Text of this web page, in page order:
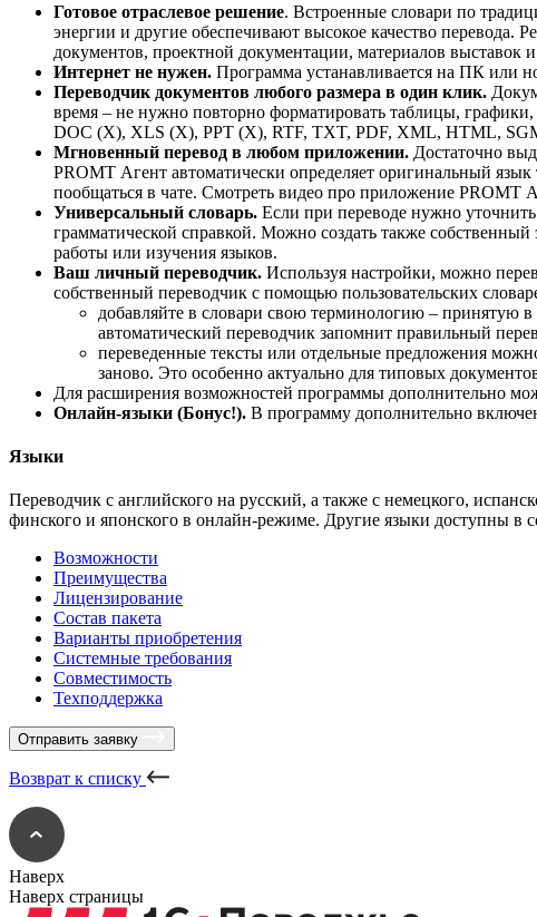
Готовое отраслевое решение. Встроенные словари по
энергии и другие обеспечивают высокое качество перевода.
документов, проектной документации, материалов выставок
Интернет не нужен. Программа устанавливается на ПК или
Переводчик документов любого размера в один клик.
время – не нужно повторно форматировать таблицы,
DOC (X), XLS (X), PPT (X), RTF, TXT, PDF, XML, HTML,
Мгновенный перевод в любом приложении. Достаточно
PROMT Агент автоматически определяет оригинальный
пообщаться в чате. Смотреть видео про приложение PROMT
Универсальный словарь. Если при переводе нужно
грамматической справкой. Можно создать также
работы или изучения языков.
Ваш личный переводчик. Используя настройки, можно
собственный переводчик с помощью пользовательских
добавляйте в словари свою терминологию – принятую
автоматический переводчик запомнит правильный
переведенные тексты или отдельные предложения
заново. Это особенно актуально для типовых
Для расширения возможностей программы дополнительно
Онлайн-языки (Бонус!). В программу дополнительно
Языки
Переводчик с английского на русский, а также с немецкого,
финского и японского в онлайн-режиме. Другие языки доступны в
Возможности
Преимущества
Лицензирование
Состав пакета
Варианты приобретения
Системные требования
Совместимость
Техподдержка
Отправить заявку
Возврат к списку
Наверх
Наверх страницы